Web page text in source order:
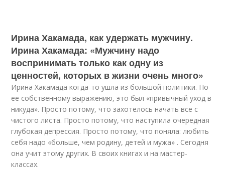
Ирина Хакамада, как удержать мужчину.
Ирина Хакамада: «Мужчину надо
воспринимать только как одну из
ценностей, которых в жизни очень много»
Ирина Хакамада когда-то ушла из большой политики. По
ее собственному выражению, это был «привычный уход в
никуда». Просто потому, что захотелось начать все с
чистого листа. Просто потому, что наступила очередная
глубокая депрессия. Просто потому, что поняла: любить
себя надо «больше, чем родину, детей и мужа» . Сегодня
она учит этому других. В своих книгах и на мастер-
классах.